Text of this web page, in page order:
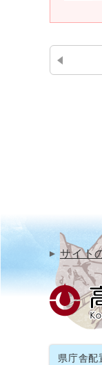
サイト
県庁舎配